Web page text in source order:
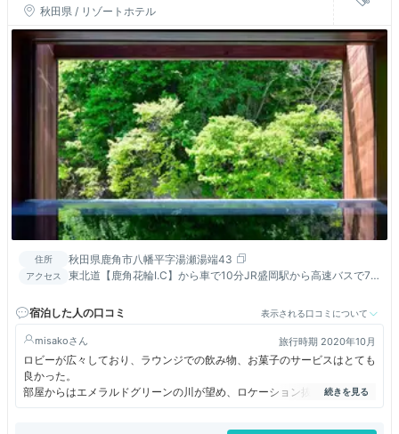
秋田県 / リゾートホテル
住所 秋田県鹿角市八幡平字湯瀬湯端43
アクセス
東北道【鹿角花輪I.C】から車で10分JR盛岡駅から高速バスで73
宿泊した人の口コミ
表示される口コミについて
misako 旅行時期 2020年10月
ロビーが広々しており、ラウンジでの飲み物、お菓子のサービスはとても
良かった。
部屋からはエメラルドグリーンの川が望め、ロケーション抜群です。
風呂も、内風呂・木の露天風呂、岩風呂と三種類あり、川の流れを見なが